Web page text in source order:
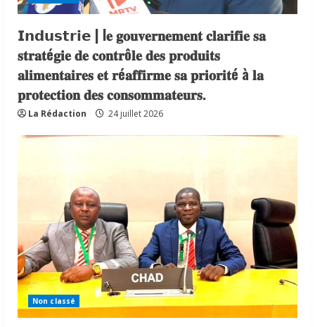
𝗜𝗻𝗱𝘂𝘀𝘁𝗿𝗶𝗲 | l𝐞 𝐠𝐨𝐮𝐯𝐞𝐫𝐧𝐞𝐦𝐞𝐧𝐭 𝐜𝐥𝐚𝐫𝐢𝐟𝐢𝐞 𝐬𝐚
𝐬𝐭𝐫𝐚𝐭é𝐠𝐢𝐞 𝐝𝐞 𝐜𝐨𝐧𝐭𝐫ô𝐥𝐞 𝐝𝐞𝐬 𝐩𝐫𝐨𝐝𝐮𝐢𝐭𝐬
𝐚𝐥𝐢𝐦𝐞𝐧𝐭𝐚𝐢𝐫𝐞𝐬 𝐞𝐭 𝐫é𝐚𝐟𝐟𝐢𝐫𝐦𝐞 𝐬𝐚 𝐩𝐫𝐢𝐨𝐫𝐢𝐭é à 𝐥𝐚
𝐩𝐫𝐨𝐭𝐞𝐜𝐭𝐢𝐨𝐧 𝐝𝐞𝐬 𝐜𝐨𝐧𝐬𝐨𝐦𝐦𝐚𝐭𝐞𝐮𝐫𝐬.
La Rédaction 24 juillet 2026
Non classé